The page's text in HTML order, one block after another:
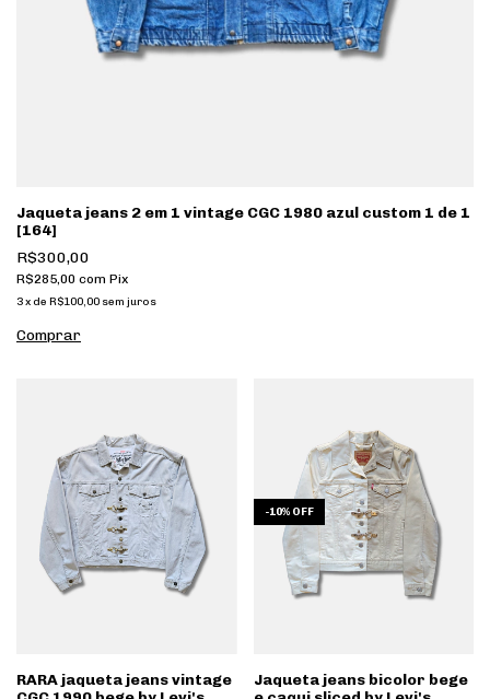
Jaqueta jeans 2 em 1 vintage CGC 1980 azul custom 1 de 1
[164]
R$300,00
R$285,00 com Pix
3x de R$100,00 sem juros
RARA jaqueta jeans vintage
-10% OFF
Jaqueta jeans bicolor bege